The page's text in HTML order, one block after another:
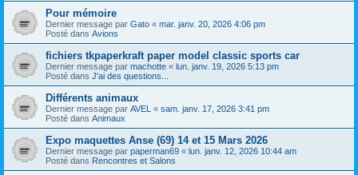
Pour mémoire
Dernier message par Gato « mar. janv. 20, 2026 4:06 pm
Posté dans Avions
fichiers tkpaperkraft paper model classic sports car
Dernier message par machotte « lun. janv. 19, 2026 5:13 pm
Posté dans J'ai des questions...
Différents animaux
Dernier message par AVEL « sam. janv. 17, 2026 3:41 pm
Posté dans Animaux
Expo maquettes Anse (69) 14 et 15 Mars 2026
Dernier message par paperman69 « lun. janv. 12, 2026 10:44 am
Posté dans Rencontres et Salons